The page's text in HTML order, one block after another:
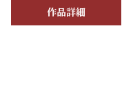
作品詳細